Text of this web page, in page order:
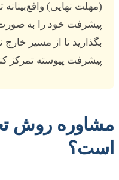
نهایی) واقع‌بینانه تعیین
خود را به صورت منظم
تا از مسیر خارج
پیوسته تمرکز کنید.
روش